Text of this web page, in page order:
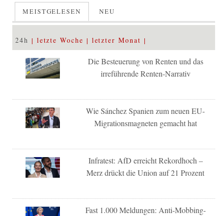
MEISTGELESEN NEU
24h letzte Woche letzter Monat
Die Besteuerung von Renten und das
irreführende Renten-Narrativ
Wie Sánchez Spanien zum neuen EU-
Migrationsmagneten gemacht hat
Infratest: AfD erreicht Rekordhoch –
Merz drückt die Union auf 21 Prozent
Fast 1.000 Meldungen: Anti-Mobbing-